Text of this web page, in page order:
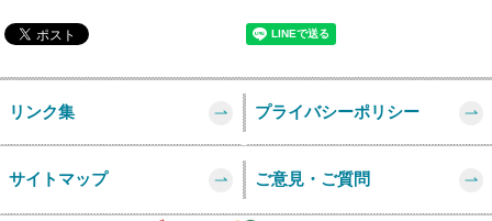
リンク集 プライバシーポリシー
サイトマップ ご意見・ご質問